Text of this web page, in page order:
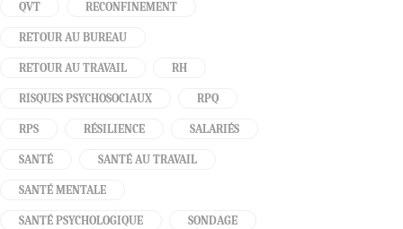
QVT RECONFINEMENT
RETOUR AU BUREAU
RETOUR AU TRAVAIL RH
RISQUES PSYCHOSOCIAUX RPQ
RPS RÉSILIENCE SALARIÉS
SANTÉ SANTÉ AU TRAVAIL
SANTÉ MENTALE
SANTÉ PSYCHOLOGIQUE SONDAGE